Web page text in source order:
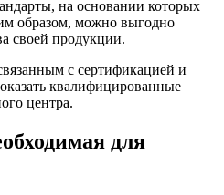
на основании которых
образом, можно выгодно
своей продукции.
с сертификацией и
квалифицированные
центра.
для